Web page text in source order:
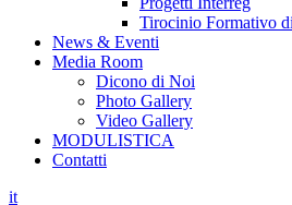
Tirocinio Formativo
News & Eventi
Media Room
Dicono di Noi
Photo Gallery
Video Gallery
MODULISTICA
Contatti
it